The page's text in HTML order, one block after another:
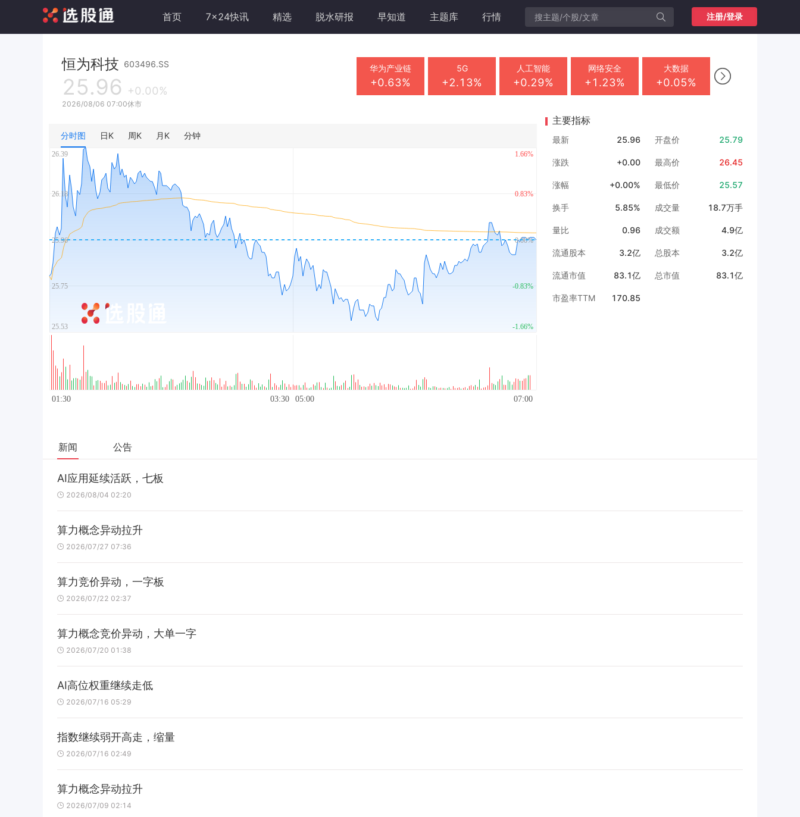
首页 7x24快讯 精选 脱水研报 早知道 主题库 行情 注册/登录
恒为科技 603496.SS
25.96 +0.00%
2026/08/06 07:00休市
华为产业链
+0.63%
5G
+2.13%
人工智能
+0.29%
网络安全
+1.23%
大数据
+0.05% 
分时图 日K 周K 月K 分钟
主要指标
最新 25.96 开盘价 25.79
涨跌 +0.00 最高价 26.45
涨幅 +0.00% 最低价 25.57
换手 5.85% 成交量 18.7万手
量比 0.96 成交额 4.9亿
流通股本 3.2亿 总股本 3.2亿
流通市值 83.1亿 总市值 83.1亿
市盈率TTM 170.85
新闻 公告
AI应用延续活跃，七板
2026/08/04 02:20
算力概念异动拉升
2026/07/27 07:36
算力竞价异动，一字板
2026/07/22 02:37
算力概念竞价异动，大单一字
2026/07/20 01:38
AI高位权重继续走低
2026/07/16 05:29
指数继续弱开高走，缩量
2026/07/16 02:49
算力概念异动拉升
2026/07/09 02:14